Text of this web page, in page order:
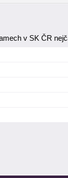
v SK ČR